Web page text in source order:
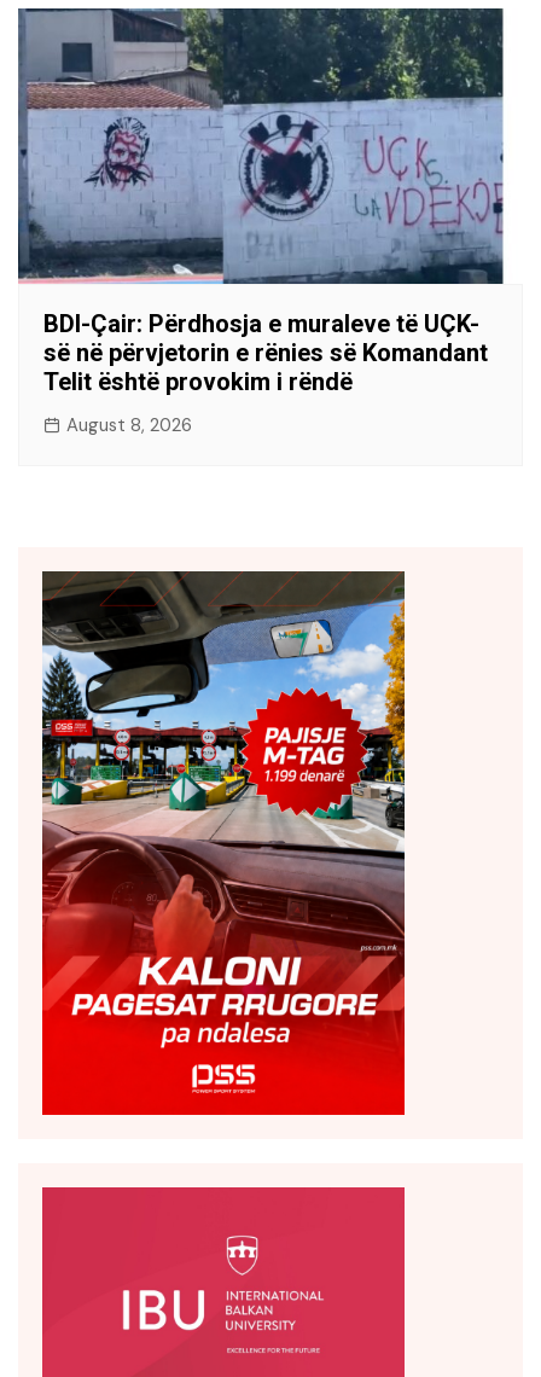
BDI-Çair: Përdhosja e muraleve të UÇK-
së në përvjetorin e rënies së Komandant
Telit është provokim i rëndë
August 8, 2026